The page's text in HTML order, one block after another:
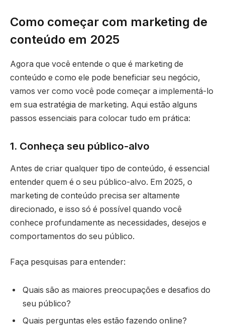
Como começar com marketing de
conteúdo em 2025
Agora que você entende o que é marketing de
conteúdo e como ele pode beneficiar seu negócio,
vamos ver como você pode começar a implementá-lo
em sua estratégia de marketing. Aqui estão alguns
passos essenciais para colocar tudo em prática:
1. Conheça seu público-alvo
Antes de criar qualquer tipo de conteúdo, é essencial
entender quem é o seu público-alvo. Em 2025, o
marketing de conteúdo precisa ser altamente
direcionado, e isso só é possível quando você
conhece profundamente as necessidades, desejos e
comportamentos do seu público.
Faça pesquisas para entender:
Quais são as maiores preocupações e desafios do
seu público?
Quais perguntas eles estão fazendo online?